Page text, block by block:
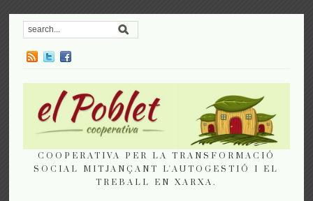
COOPERATIVA PER LA TRANSFORMACIÓ
SOCIAL MITJANÇANT L'AUTOGESTIÓ I EL
TREBALL EN XARXA.